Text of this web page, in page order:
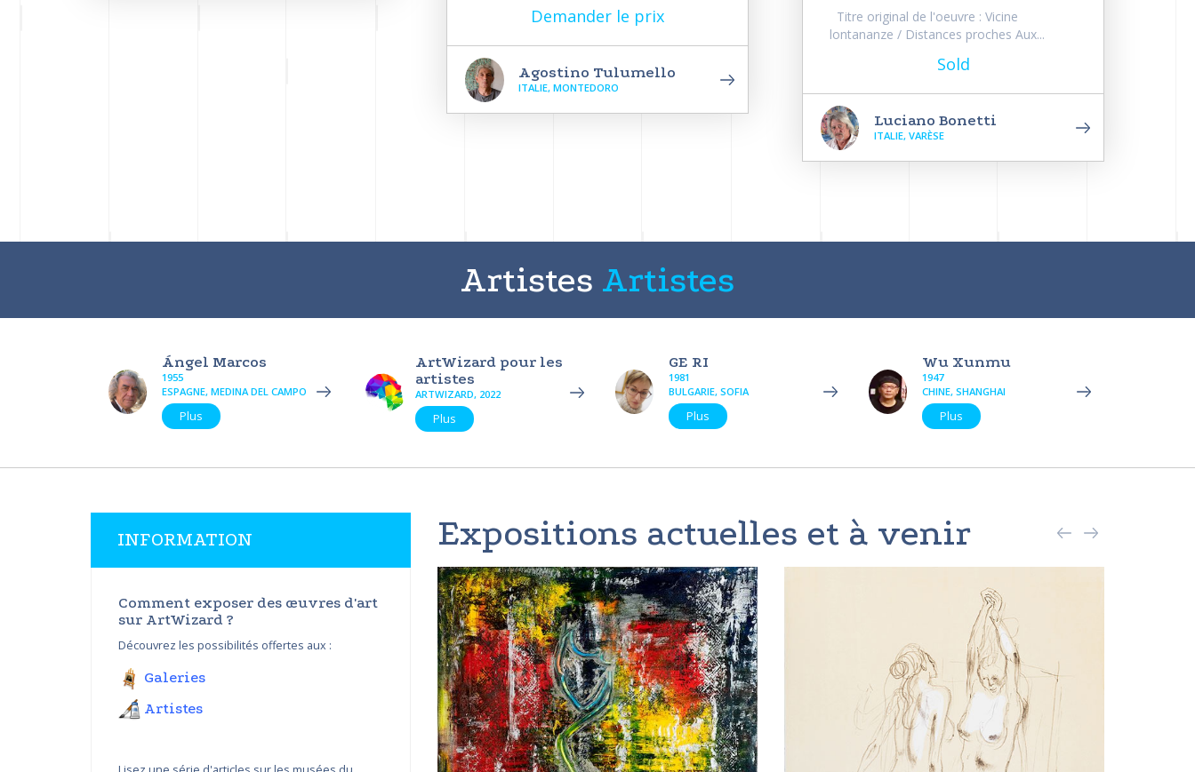
Demander le prix
Agostino Tulumello
ITALIE, MONTEDORO
Titre original de l'oeuvre : Vicine
lontananze / Distances proches Aux...
Sold
Luciano Bonetti
ITALIE, VARÈSE
Artistes Artistes
Ángel Marcos
1955
ESPAGNE, MEDINA DEL CAMPO
Plus
ArtWizard pour les
artistes
ARTWIZARD, 2022
Plus
GE RI
1981
BULGARIE, SOFIA
Plus
Wu Xunmu
1947
CHINE, SHANGHAI
Plus
INFORMATION
Comment exposer des œuvres d'art
sur ArtWizard ?
Découvrez les possibilités offertes aux :
Galeries
Artistes
Expositions actuelles et à venir